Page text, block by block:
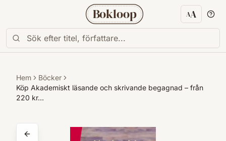
Bokloop AA
Hem
Böcker
Köp Akademiskt läsande och skrivande begagnad – från
220 kr…